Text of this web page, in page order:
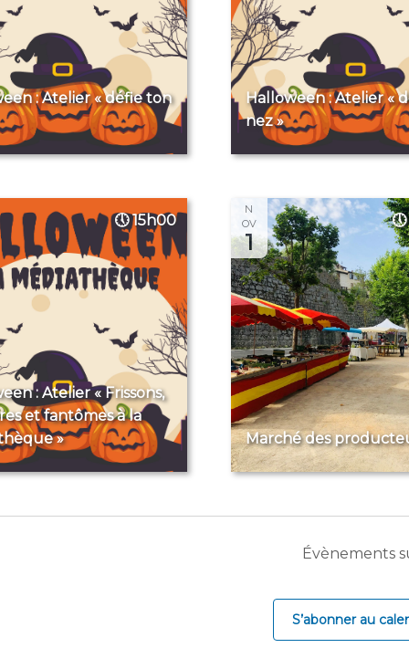
: Atelier « défie ton
Halloween : Atelier «
nez »
15h00
: Atelier « Frissons,
et fantômes à la
»
N
OV
1
Marché des
Évènements
S’abonner au